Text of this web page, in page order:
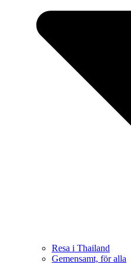
Resa i Thailand
Gemensamt, för alla